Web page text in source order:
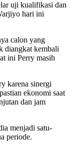
uji kualifikasi dan
hari ini
calon yang
diangkat kembali
ini Perry masih
karena sinergi
ekonomi saat
dan jam
menjadi satu-
periode.